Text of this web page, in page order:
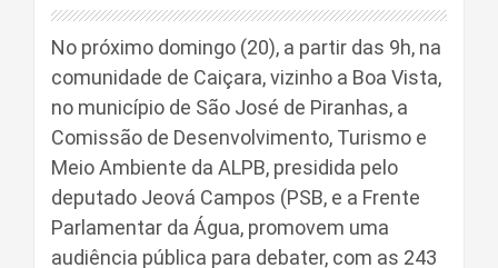
No próximo domingo (20), a partir das 9h, na
comunidade de Caiçara, vizinho a Boa Vista,
no município de São José de Piranhas, a
Comissão de Desenvolvimento, Turismo e
Meio Ambiente da ALPB, presidida pelo
deputado Jeová Campos (PSB, e a Frente
Parlamentar da Água, promovem uma
audiência pública para debater, com as 243